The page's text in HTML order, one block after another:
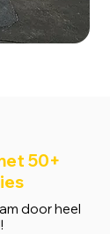
50+
door heel